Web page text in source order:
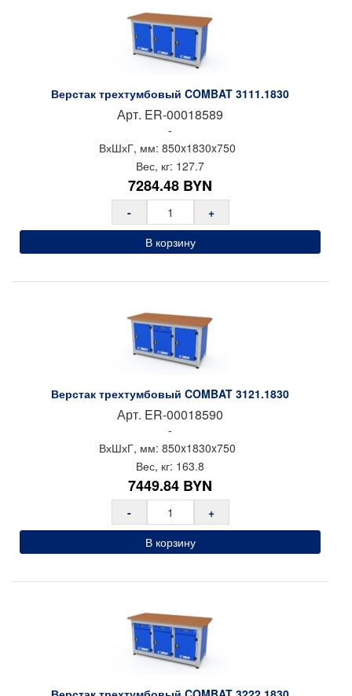
Верстак трехтумбовый COMBAT 3111.1830
Арт. ER-00018589
-
ВхШхГ, мм: 850x1830x750
Вес, кг: 127.7
7284.48 BYN
-
+
В корзину
Верстак трехтумбовый COMBAT 3121.1830
Арт. ER-00018590
-
ВхШхГ, мм: 850x1830x750
Вес, кг: 163.8
7449.84 BYN
-
+
В корзину